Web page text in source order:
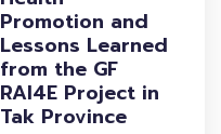
Promotion and
Lessons Learned
from the GF
RAI4E Project in
Tak Province